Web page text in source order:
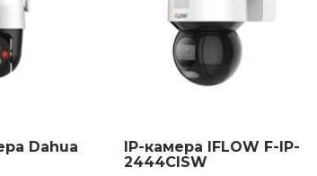
Dahua
IP-камера IFLOW F-IP-
2444CISW